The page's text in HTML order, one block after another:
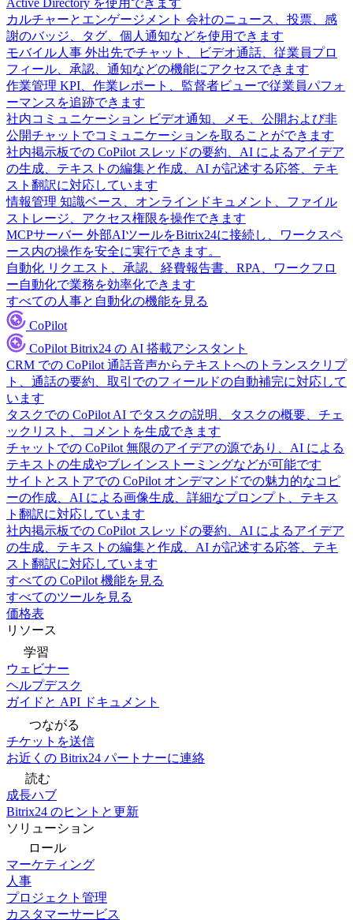
Active Directory を使用できます
カルチャーとエンゲージメント 会社のニュース、投票、感
謝のバッジ、タグ、個人通知などを使用できます
モバイル人事 外出先でチャット、ビデオ通話、従業員プロ
フィール、承認、通知などの機能にアクセスできます
作業管理 KPI、作業レポート、監督者ビューで従業員パフォ
ーマンスを追跡できます
社内コミュニケーション ビデオ通知、メモ、公開および非
公開チャットでコミュニケーションを取ることができます
社内掲示板での CoPilot スレッドの要約、AI によるアイデア
の生成、テキストの編集と作成、AI が記述する応答、テキ
スト翻訳に対応しています
情報管理 知識ベース、オンラインドキュメント、ファイル
ストレージ、アクセス権限を操作できます
MCPサーバー 外部AIツールをBitrix24に接続し、ワークスペ
ース内の操作を安全に実行できます。
自動化 リクエスト、承認、経費報告書、RPA、ワークフロ
ー自動化で業務を効率化できます
すべての人事と自動化の機能を見る
CoPilot
CoPilot Bitrix24 の AI 搭載アシスタント
CRM での CoPilot 通話音声からテキストへのトランスクリプ
ト、通話の要約、取引でのフィールドの自動補完に対応して
います
タスクでの CoPilot AI でタスクの説明、タスクの概要、チェ
ックリスト、コメントを生成できます
チャットでの CoPilot 無限のアイデアの源であり、AI による
テキストの生成やブレインストーミングなどが可能です
サイトとストアでの CoPilot オンデマンドでの魅力的なコピ
ーの作成、AI による画像生成、詳細なプロンプト、テキス
ト翻訳に対応しています
社内掲示板での CoPilot スレッドの要約、AI によるアイデア
の生成、テキストの編集と作成、AI が記述する応答、テキ
スト翻訳に対応しています
すべての CoPilot 機能を見る
すべてのツールを見る
価格表
リソース
学習
ウェビナー
ヘルプデスク
ガイドと API ドキュメント
つながる
チケットを送信
お近くの Bitrix24 パートナーに連絡
読む
成長ハブ
Bitrix24 のヒントと更新
ソリューション
ロール
マーケティング
人事
プロジェクト管理
カスタマーサービス